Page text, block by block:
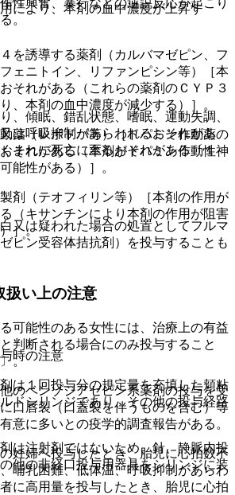
性興奮、暴行などの逆説反応が起こり
。
、傾眠、錯乱状態、嗜眠、運動失調、
は呼吸抑制があらわれるおそれがあ
まれに死亡に至るおそれがある〔１
又は疑われた場合の処置としてフルマ
ピン受容体拮抗剤）を投与することも
扱い上の注意
時の注意
は１回投与分の規定量を充填した頬粘
ドシリンジであり、その他の投与経路
は注射剤ではないため、針、静脈内投
他の非経口投与用器具をシリンジに装
により、本剤の血中濃度が上昇す
を誘導する薬剤（カルバマゼピン、フ
ェニトイン、リファンピシン等）［本
それがある（これらの薬剤のＣＹＰ３
、本剤の血中濃度が減少する）］。
薬（レボドパ等）［ドパミン作動薬の
それがある（本剤がドパミン作動性神
能性がある）］。
剤（テオフィリン等）［本剤の作用が
（キサンチンにより本剤の作用が阻害
］。
可能性のある女性には、治療上の有益
判断される場合にのみ投与すること
。
のベンゾジアゼピン系薬剤の投与を受
口唇裂（口蓋裂を伴うものを含む）等
意に多いとの疫学的調査報告がある。
妊婦へ投与したとき、胎児に心拍数不
哺乳困難、低体温、呼吸抑制があらわ
に高用量を投与したとき、胎児に心拍